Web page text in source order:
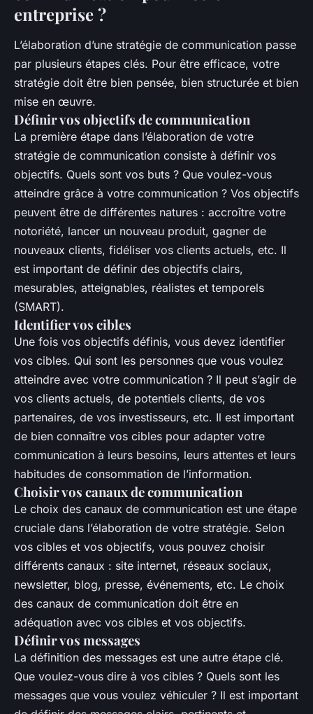
entreprise ?
L’élaboration d’une stratégie de communication passe
par plusieurs étapes clés. Pour être efficace, votre
stratégie doit être bien pensée, bien structurée et bien
mise en œuvre.
Définir vos objectifs de communication
La première étape dans l’élaboration de votre
stratégie de communication consiste à définir vos
objectifs. Quels sont vos buts ? Que voulez-vous
atteindre grâce à votre communication ? Vos objectifs
peuvent être de différentes natures : accroître votre
notoriété, lancer un nouveau produit, gagner de
nouveaux clients, fidéliser vos clients actuels, etc. Il
est important de définir des objectifs clairs,
mesurables, atteignables, réalistes et temporels
(SMART).
Identifier vos cibles
Une fois vos objectifs définis, vous devez identifier
vos cibles. Qui sont les personnes que vous voulez
atteindre avec votre communication ? Il peut s’agir de
vos clients actuels, de potentiels clients, de vos
partenaires, de vos investisseurs, etc. Il est important
de bien connaître vos cibles pour adapter votre
communication à leurs besoins, leurs attentes et leurs
habitudes de consommation de l’information.
Choisir vos canaux de communication
Le choix des canaux de communication est une étape
cruciale dans l’élaboration de votre stratégie. Selon
vos cibles et vos objectifs, vous pouvez choisir
différents canaux : site internet, réseaux sociaux,
newsletter, blog, presse, événements, etc. Le choix
des canaux de communication doit être en
adéquation avec vos cibles et vos objectifs.
Définir vos messages
La définition des messages est une autre étape clé.
Que voulez-vous dire à vos cibles ? Quels sont les
messages que vous voulez véhiculer ? Il est important